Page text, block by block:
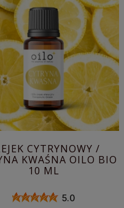
CYTRYNOWY /
KWAŚNA OILO BIO
10 ML
5.0